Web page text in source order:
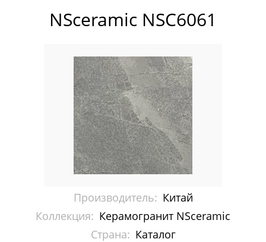
Pixelmosaic
Керамогранит NSceramic
Керамогранит Staro
Мозаика ArtMoment
Мозаика Bars Crystal Mosaic
Мозаика Bonaparte
Мозаика Caramelle Mosaic
Мозаика Dao
NSceramic NSC6061
Производитель: Китай
Коллекция: Керамогранит NSceramic
Страна: Каталог